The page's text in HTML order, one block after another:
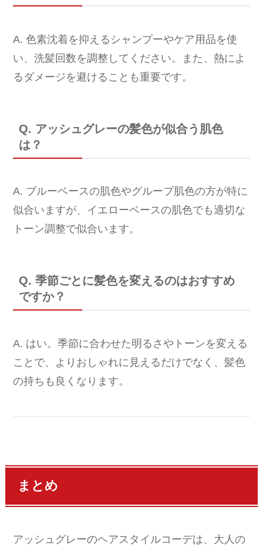
A. 色素沈着を抑えるシャンプーやケア用品を使
い、洗髪回数を調整してください。また、熱によ
るダメージを避けることも重要です。
Q. アッシュグレーの髪色が似合う肌色
は？
A. ブルーベースの肌色やグループ肌色の方が特に
似合いますが、イエローベースの肌色でも適切な
トーン調整で似合います。
Q. 季節ごとに髪色を変えるのはおすすめ
ですか？
A. はい。季節に合わせた明るさやトーンを変える
ことで、よりおしゃれに見えるだけでなく、髪色
の持ちも良くなります。
まとめ
アッシュグレーのヘアスタイルコーデは、大人の